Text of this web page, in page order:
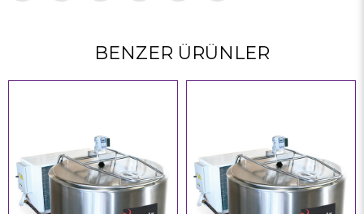
BENZER ÜRÜNLER